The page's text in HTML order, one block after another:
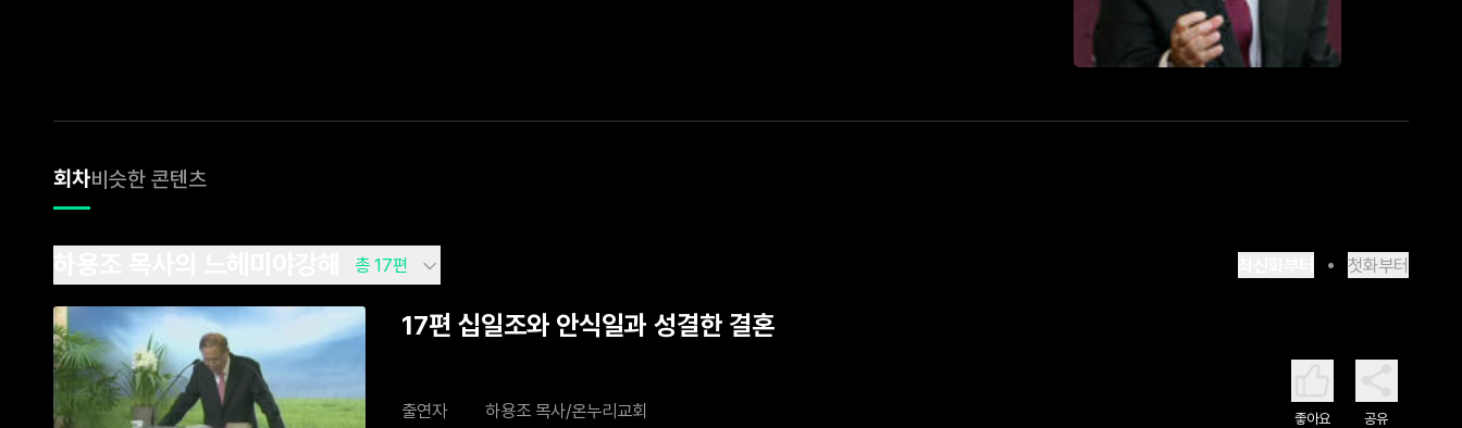
회차비슷한 콘텐츠
총 17편 첫화부터
17편 십일조와 안식일과 성결한 결혼
출연자
하용조 목사/온누리교회
좋아요 공유